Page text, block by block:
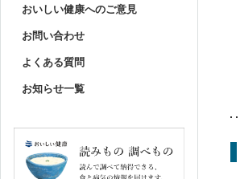
おいしい健康へのご意見
お問い合わせ
よくある質問
お知らせ一覧